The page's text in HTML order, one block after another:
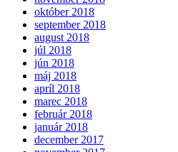
október 2018
september 2018
august 2018
júl 2018
jún 2018
máj 2018
apríl 2018
marec 2018
február 2018
január 2018
december 2017